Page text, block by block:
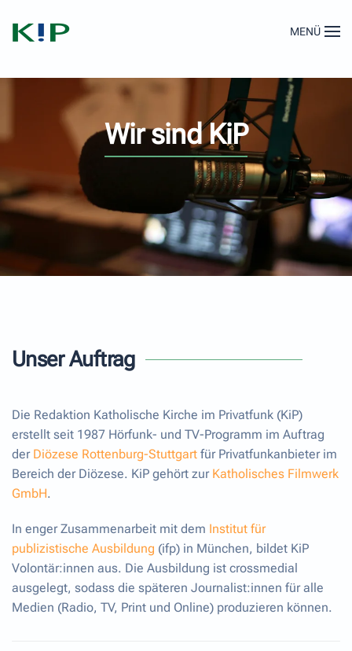
Zum Hauptinhalt springen
MENÜ
Wir sind KiP
Unser Auftrag
Die Redaktion Katholische Kirche im Privatfunk (KiP)
erstellt seit 1987 Hörfunk- und TV-Programm im Auftrag
der Diözese Rottenburg-Stuttgart für Privatfunkanbieter im
Bereich der Diözese. KiP gehört zur Katholisches Filmwerk
GmbH.
In enger Zusammenarbeit mit dem Institut für
publizistische Ausbildung (ifp) in München, bildet KiP
Volontär:innen aus. Die Ausbildung ist crossmedial
ausgelegt, sodass die späteren Journalist:innen für alle
Medien (Radio, TV, Print und Online) produzieren können.